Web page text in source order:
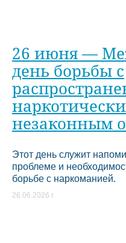
26 июня —
день борьбы с
незаконным
Этот день служит
проблеме и
борьбе с наркоманией.
26.06.2026 г.